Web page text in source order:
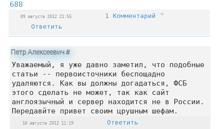
688
09 августа 2012 21:55
1 Комментарий
Ответить
Петр Алексеевич#
Уважаемый, я уже давно заметил, что подобные
статьи -- первоисточники беспощадно
удаляются. Как вы должны догадаться, ФСБ
этого сделать не может, так как сайт
англоязычный и сервер находится не в России.
Передавйте привет своим црушным шефам.
10 августа 2012 11:19 Ответить